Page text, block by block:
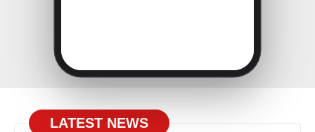
LATEST NEWS